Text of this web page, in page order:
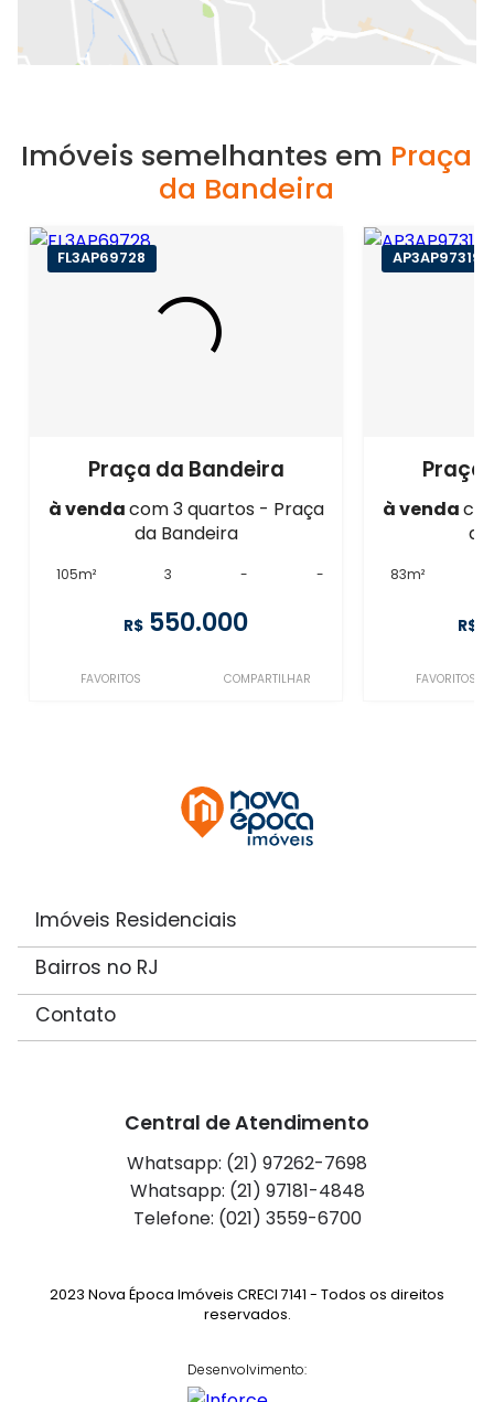
Imóveis semelhantes em Praça
da Bandeira
FL3AP69728
Praça da Bandeira
à vendacom 3 quartos - Praça
da Bandeira
105m² 3 - -
R$ 550.000
FAVORITOS COMPARTILHAR
AP3AP97319
Praça
à venda
83m²
R$
FAVORITOS
Imóveis Residenciais
Bairros no RJ
Contato
Central de Atendimento
Whatsapp: (21) 97262-7698
Whatsapp: (21) 97181-4848
Telefone: (021) 3559-6700
2023 Nova Época Imóveis CRECI 7141 - Todos os direitos
reservados.
Desenvolvimento: